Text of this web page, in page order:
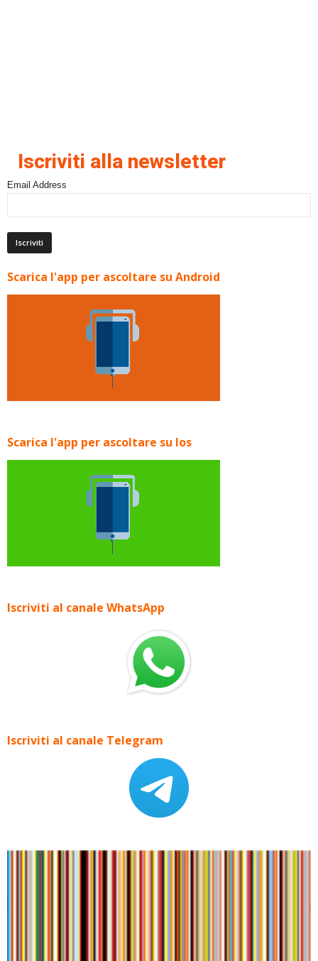
Iscriviti alla newsletter
Email Address
Scarica l'app per ascoltare su Android
Scarica l'app per ascoltare su Ios
Iscriviti al canale WhatsApp
Iscriviti al canale Telegram